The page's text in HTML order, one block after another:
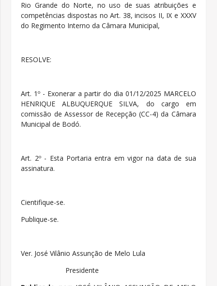
Rio Grande do Norte, no uso de suas atribuições e
competências dispostas no Art. 38, incisos II, IX e XXXV
do Regimento Interno da Câmara Municipal,
RESOLVE:
Art. 1º - Exonerar a partir do dia 01/12/2025 MARCELO
HENRIQUE ALBUQUERQUE SILVA, do cargo em
comissão de Assessor de Recepção (CC-4) da Câmara
Municipal de Bodó.
Art. 2º - Esta Portaria entra em vigor na data de sua
assinatura.
Cientifique-se.
Publique-se.
Ver. José Vilânio Assunção de Melo Lula
Presidente